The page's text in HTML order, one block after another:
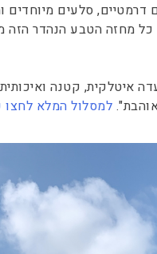
סלעים מיוחדים
כל מחזה הטבע הנהדר
איטלקית, קטנה
למסלול המלא לחצו